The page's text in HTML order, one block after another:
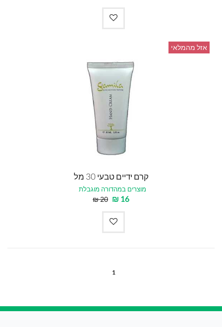
אזל מהמלאי
קרם ידיים טבעי 30 מל
מוצרים במהדורה מוגבלת
16
₪
20
₪
1